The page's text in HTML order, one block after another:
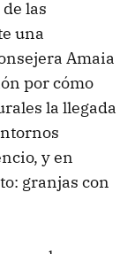
las
una
Amaia
por cómo
la llegada
y en
granjas con